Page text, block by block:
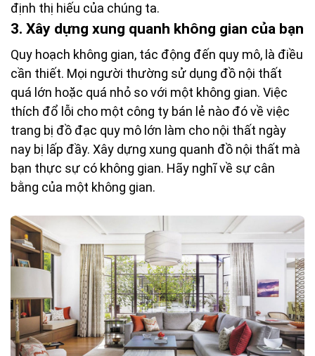
định thị hiếu của chúng ta.
3. Xây dựng xung quanh không gian của bạn
Quy hoạch không gian, tác động đến quy mô, là điều
cần thiết. Mọi người thường sử dụng đồ nội thất
quá lớn hoặc quá nhỏ so với một không gian. Việc
thích đổ lỗi cho một công ty bán lẻ nào đó về việc
trang bị đồ đạc quy mô lớn làm cho nội thất ngày
nay bị lấp đầy. Xây dựng xung quanh đồ nội thất mà
bạn thực sự có không gian. Hãy nghĩ về sự cân
bằng của một không gian.